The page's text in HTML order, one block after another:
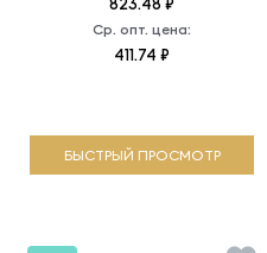
Ср. опт. цена:
411.74 ₽
БЫСТРЫЙ ПРОСМОТР